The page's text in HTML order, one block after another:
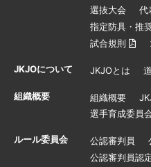
選抜大会
代
指定防具・推
試合規則
JKJOについて JKJOとは
組織概要 組織概要
選手育成委員
ルール委員会 公認審判員
公認審判員認